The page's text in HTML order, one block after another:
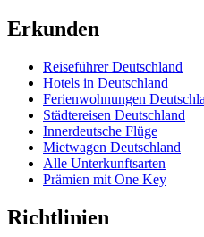
Erkunden
Reiseführer Deutschland
Hotels in Deutschland
Ferienwohnungen
Städtereisen Deutschland
Innerdeutsche Flüge
Mietwagen Deutschland
Alle Unterkunftsarten
Prämien mit One Key
Richtlinien